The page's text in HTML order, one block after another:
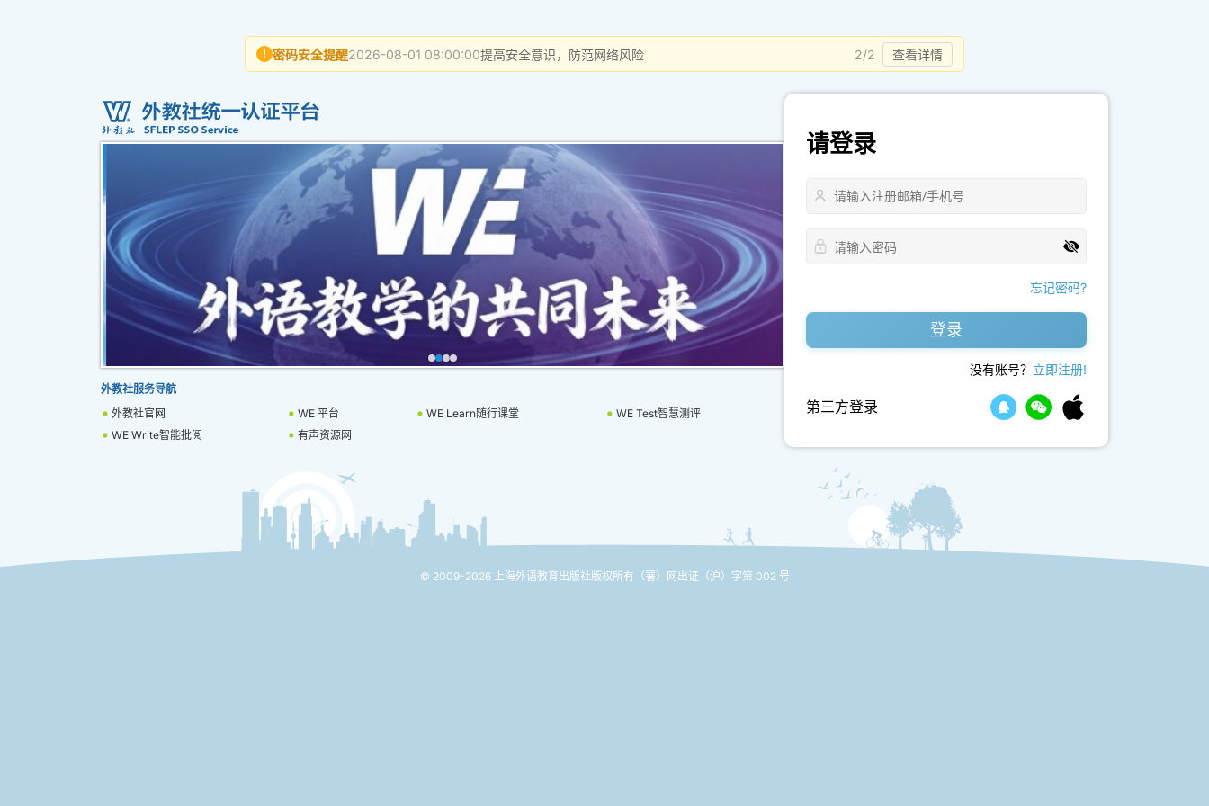
! 密码安全提醒2026-08-01 08:00:00提高安全意识，防范网络风险 2/2 查看详情
外教社服务导航
外教社官网
WE 平台 WE Learn随行课堂
WE Test智慧测评
WE Write智能批阅
有声资源网
请登录
忘记密码?
登录
没有账号？ 立即注册!
第三方登录
© 2009-2026 上海外语教育出版社版权所有 （署）网出证（沪）字第 002 号